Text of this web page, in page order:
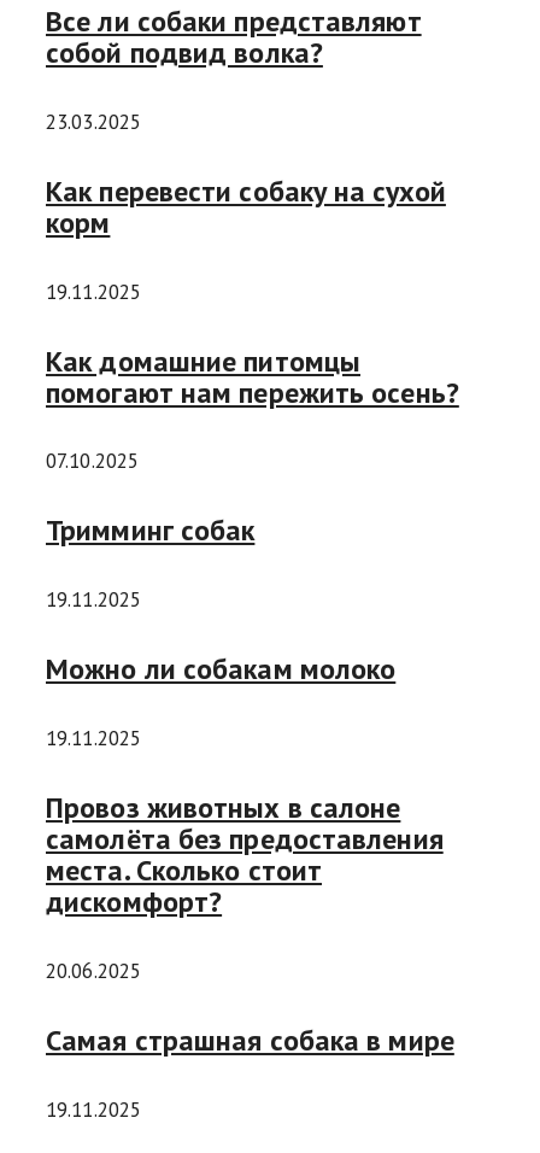
Все ли собаки представляют
собой подвид волка?
23.03.2025
Как перевести собаку на сухой
корм
19.11.2025
Как домашние питомцы
помогают нам пережить осень?
07.10.2025
Тримминг собак
19.11.2025
Можно ли собакам молоко
19.11.2025
Провоз животных в салоне
самолёта без предоставления
места. Сколько стоит
дискомфорт?
20.06.2025
Самая страшная собака в мире
19.11.2025